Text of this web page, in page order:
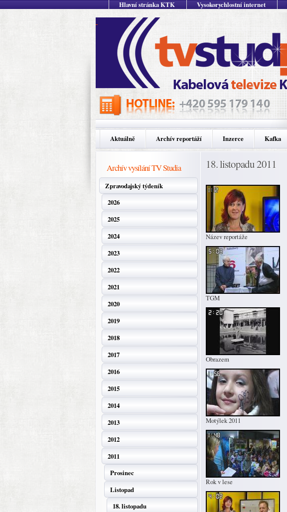
Hlavní stránka KTK Vysokorychlostní internet
Aktuálně Archív reportáží Inzerce Kafka
Archív vysílání TV Studia
Zpravodajský týdeník
2026
2025
2024
2023
2022
2021
2020
2019
2018
2017
2016
2015
2014
2013
2012
2011
Prosinec
Listopad
18. listopadu
18. listopadu 2011
Název reportáže
TGM
Obrazem
Motýlek 2011
Rok v lese